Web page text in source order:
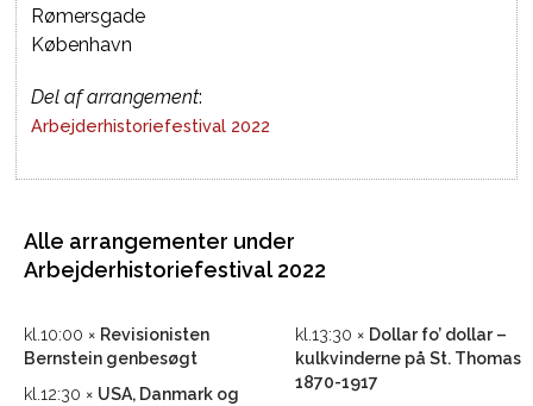
Rømersgade
København
Del af arrangement:
Arbejderhistoriefestival 2022
Alle arrangementer under
Arbejderhistoriefestival 2022
kl.10:00 × Revisionisten
Bernstein genbesøgt
kl.12:30 × USA, Danmark og
kl.13:30 × Dollar fo’ dollar –
kulkvinderne på St. Thomas
1870-1917